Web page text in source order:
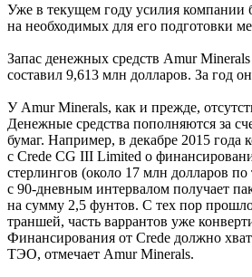
Уже в текущем году усилия компании
на необходимых для его подготовки
Запас денежных средств Amur
составил 9,613 млн долларов. За год
У Amur Minerals, как и прежде,
Денежные средства пополняются за
бумаг. Например, в декабре 2015 года
с Crede CG III Limited о
стерлингов (около 17 млн долларов
с 90-дневным интервалом получает
на сумму 2,5 фунтов. С тех пор
траншей, часть варрантов уже
Финансирования от Crede должно
ТЭО, отмечает Amur Minerals.